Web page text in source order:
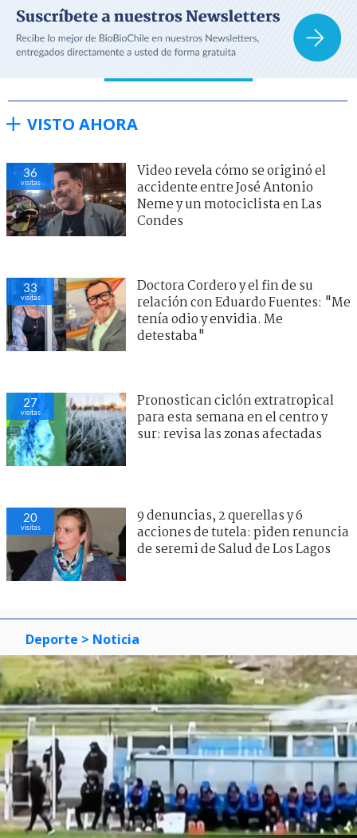
VISTO AHORA
36
visitas
Video revela cómo se originó el
accidente entre José Antonio
Neme y un motociclista en Las
Condes
33
visitas
Doctora Cordero y el fin de su
relación con Eduardo Fuentes: "Me
tenía odio y envidia. Me
detestaba"
27
visitas
Pronostican ciclón extratropical
para esta semana en el centro y
sur: revisa las zonas afectadas
20
visitas
9 denuncias, 2 querellas y 6
acciones de tutela: piden renuncia
de seremi de Salud de Los Lagos
Deporte > Noticia